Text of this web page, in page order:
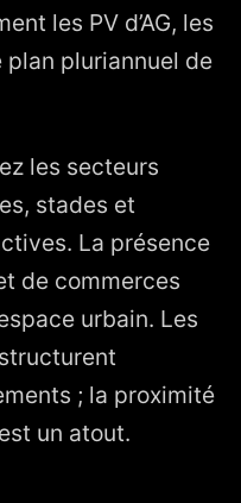
les PV d’AG, les
pluriannuel de
les secteurs
stades et
La présence
de commerces
urbain. Les
; la proximité
un atout.